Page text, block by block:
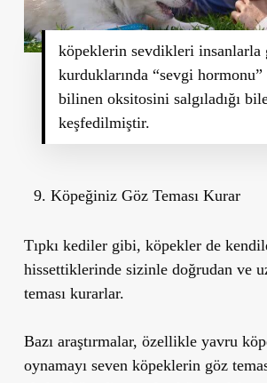
köpeklerin sevdikleri insanlarla
kurduklarında “sevgi
bilinen oksitosini salgıladığı
keşfedilmiştir.
Köpeğiniz Göz Teması Kurar
Tıpkı kediler gibi, köpekler de
hissettiklerinde sizinle doğrudan ve
teması kurarlar.
Bazı araştırmalar, özellikle yavru
oynamayı seven köpeklerin göz